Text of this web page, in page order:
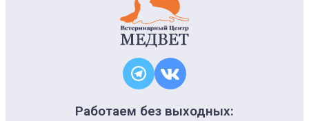
Работаем без выходных: